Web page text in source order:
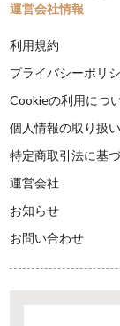
運営会社情報
利用規約
プライバシーポリ
Cookieの利用につ
個人情報の取り扱
特定商取引法に基
運営会社
お知らせ
お問い合わせ